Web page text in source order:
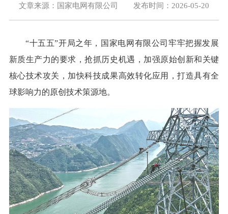
文章来源：国家电网有限公司 发布时间：2026-05-20
“十五五”开局之年，国家电网有限公司牢牢把握发展
新质生产力的要求，抢抓历史机遇，加强原始创新和关键
核心技术攻关，加快科技成果高效转化应用，打造具有全
球影响力的原创技术策源地。